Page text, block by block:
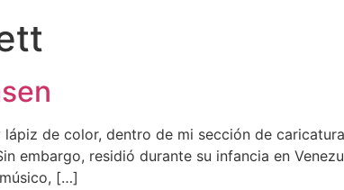
de color, dentro de mi sección de
embargo, residió durante su infancia en
[…]